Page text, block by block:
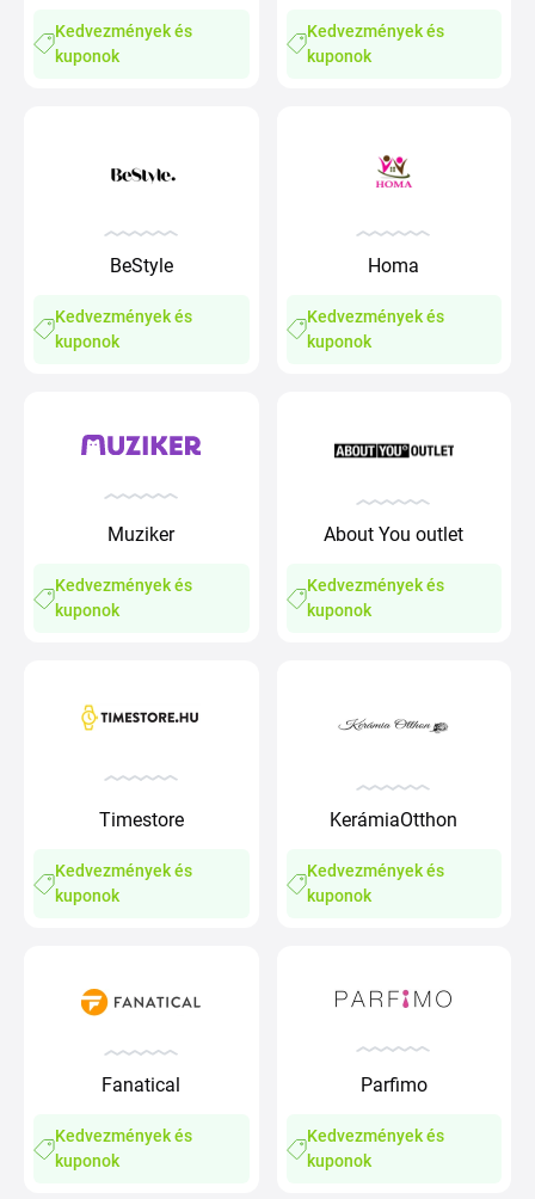
Kedvezmények és
kuponok
Kedvezmények és
kuponok
BeStyle
Kedvezmények és
kuponok
Homa
Kedvezmények és
kuponok
Muziker
Kedvezmények és
kuponok
About You outlet
Kedvezmények és
kuponok
Timestore
Kedvezmények és
kuponok
KerámiaOtthon
Kedvezmények és
kuponok
Fanatical
Kedvezmények és
kuponok
Parfimo
Kedvezmények és
kuponok